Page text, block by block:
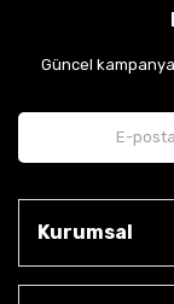
Güncel
Kurumsal